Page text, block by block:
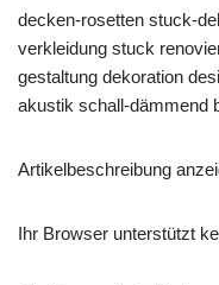
decken-rosetten stuck-
verkleidung stuck
gestaltung dekoration
akustik schall-dämmend
Artikelbeschreibung
Ihr Browser unterstützt